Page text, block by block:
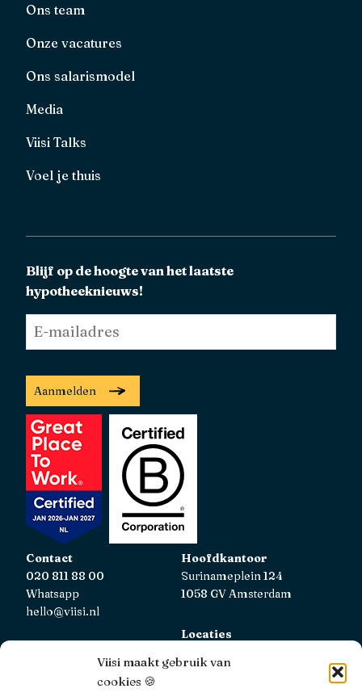
Viisi maakt gebruik van
cookies 🍪
Ons team
Onze vacatures
Ons salarismodel
Media
Viisi Talks
Voel je thuis
Blijf op de hoogte van het laatste
hypotheeknieuws!
mailadres *
Aanmelden
Contact
020 811 88 00
Whatsapp
hello@viisi.nl
Hoofdkantoor
Surinameplein 124
1058 GV Amsterdam
Locaties